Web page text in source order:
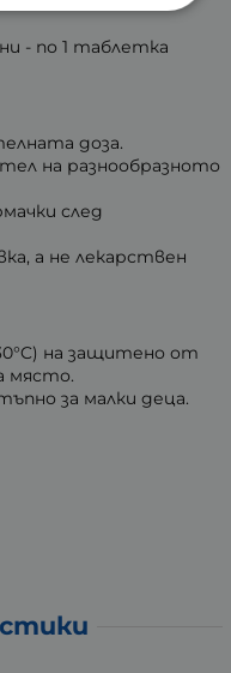
- по 1 таблетка
доза.
на разнообразното
след
а не лекарствен
на защитено от
място.
за малки деца.